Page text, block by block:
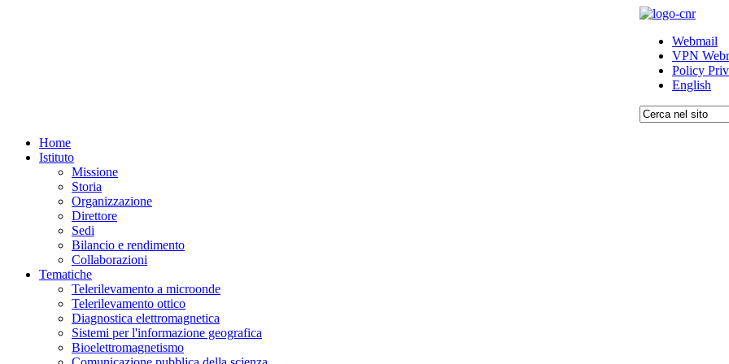
Webmail
VPN
Policy
English
Home
Istituto
Missione
Storia
Organizzazione
Direttore
Sedi
Bilancio e rendimento
Collaborazioni
Tematiche
Telerilevamento a microonde
Telerilevamento ottico
Diagnostica elettromagnetica
Sistemi per l'informazione geografica
Bioelettromagnetismo